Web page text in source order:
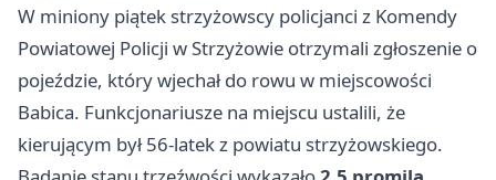
W miniony piątek strzyżowscy policjanci z Komendy
Powiatowej Policji w Strzyżowie otrzymali zgłoszenie o
pojeździe, który wjechał do rowu w miejscowości
Babica. Funkcjonariusze na miejscu ustalili, że
kierującym był 56-latek z powiatu strzyżowskiego.